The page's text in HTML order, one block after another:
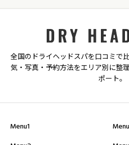
全国のドライヘッドスパを口コミで
気・写真・予約方法をエリア別に整
ポート。
Menu1